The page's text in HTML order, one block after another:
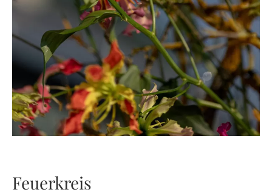
Feuerkreis